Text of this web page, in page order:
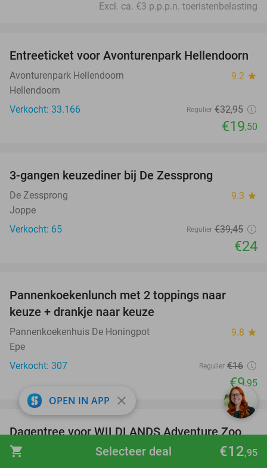
shopping_cart €12,95
Selecteer deal
Excl. ca. €3 p.p.p.n. toeristenbelasting
41%
Entreeticket voor Avonturenpark Hellendoorn
Avonturenpark Hellendoorn 9.2 star
Hellendoorn
Verkocht: 33.166
Regulier €32,95
€19,50
3-gangen keuzediner bij De Zessprong
De Zessprong 9.3 star
Joppe
Verkocht: 65
Regulier €39,45
€24
Pannenkoekenlunch met 2 toppings naar
keuze + drankje naar keuze
Pannenkoekenhuis De Honingpot 9.8 star
Epe
Verkocht: 307
Regulier €16
€9,95
24%
favorite_border
Dagentree voor WILDLANDS Adventure Zoo
Emmen
OPEN IN APP close